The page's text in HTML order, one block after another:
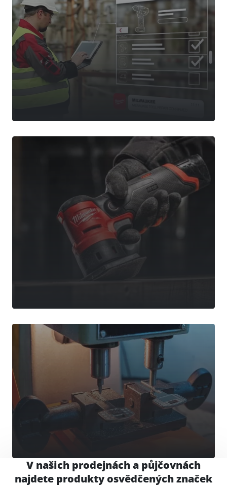
Půjčovna nářadí
Servis
Broušení
V našich prodejnách a půjčovnách
najdete produkty osvědčených značek